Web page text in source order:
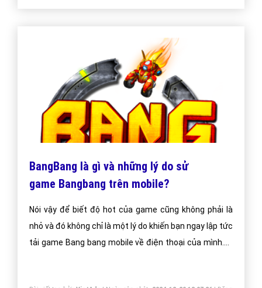
nơi bạn tìm những ý tưởng đẹp từ các nhà thiết kế
nguyên đồ họa, web tại đây cũng rất nh
BangBang là gì và những lý do sử
game Bangbang trên mobile?
Nói vậy để biết độ hot của game cũng không phải là
nhỏ và đó không chỉ là một lý do khiến bạn ngay lập tức
tải game Bang bang mobile về điện thoại của mình.Là